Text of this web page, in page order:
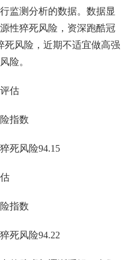
监测分析的数据。数据显
性猝死风险，资深跑酷冠
死风险，近期不适宜做高强
险。
估
指数
死风险94.15
指数
死风险94.22